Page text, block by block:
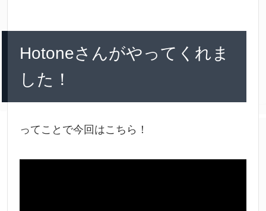
Hotoneさんがやってくれま
した！
ってことで今回はこちら！